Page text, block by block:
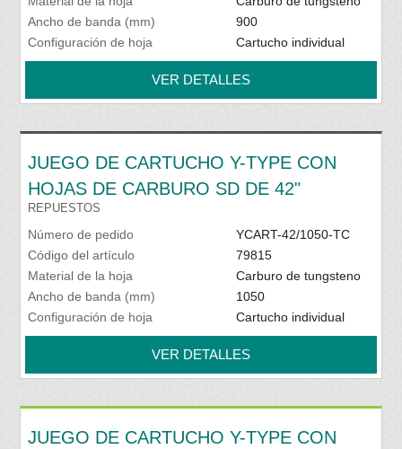
Ancho de banda (mm)
900
Configuración de hoja
Cartucho individual
VER DETALLES
JUEGO DE CARTUCHO Y-TYPE CON
HOJAS DE CARBURO SD DE 42"
REPUESTOS
Número de pedido
YCART-42/1050-TC
Código del artículo
79815
Material de la hoja
Carburo de tungsteno
Ancho de banda (mm)
1050
Configuración de hoja
Cartucho individual
VER DETALLES
JUEGO DE CARTUCHO Y-TYPE CON